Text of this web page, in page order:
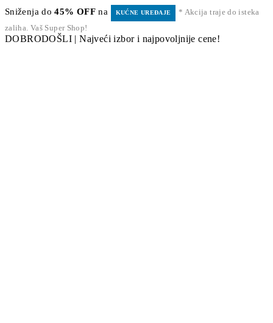
Sniženja do45% OFF na KUĆNE UREĐAJE
* Akcija traje do isteka
zaliha. Vaš Super Shop!
DOBRODOŠLI | Najveći izbor i najpovoljnije cene!